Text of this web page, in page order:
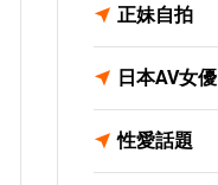
正妹自拍
日本AV女優
性愛話題